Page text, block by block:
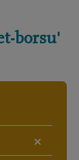
borsu'
×